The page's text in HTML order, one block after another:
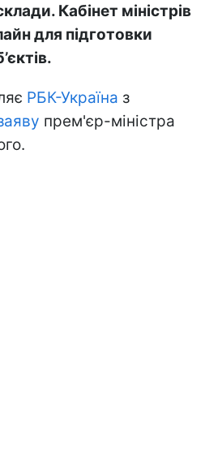
Кабінет міністрів
для підготовки
РБК-Україна з
прем'єр-міністра